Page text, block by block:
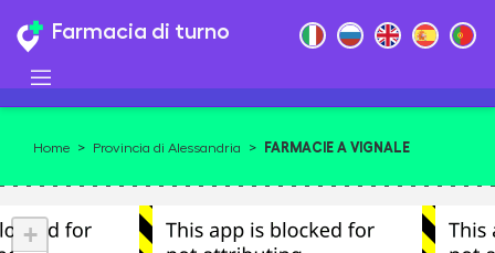
Farmacia di turno
Home > Provincia di Alessandria >
FARMACIE A VIGNALE
+